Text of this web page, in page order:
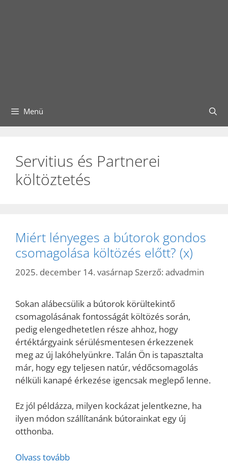
Menü
Servitius és Partnerei
költöztetés
Miért lényeges a bútorok gondos
csomagolása költözés előtt? (x)
2025. december 14. vasárnap Szerző: advadmin
Sokan alábecsülik a bútorok körültekintő
csomagolásának fontosságát költözés során,
pedig elengedhetetlen része ahhoz, hogy
értéktárgyaink sérülésmentesen érkezzenek
meg az új lakóhelyünkre. Talán Ön is tapasztalta
már, hogy egy teljesen natúr, védőcsomagolás
nélküli kanapé érkezése igencsak meglepő lenne.
Ez jól példázza, milyen kockázat jelentkezne, ha
ilyen módon szállítanánk bútorainkat egy új
otthonba.
Olvass tovább